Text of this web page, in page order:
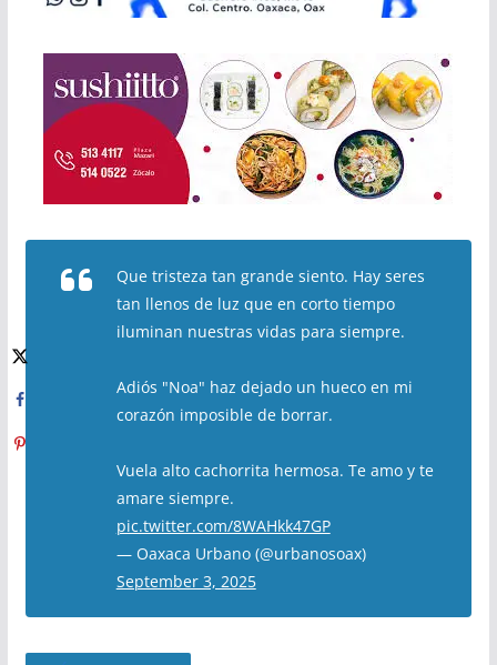
Que tristeza tan grande siento. Hay seres
tan llenos de luz que en corto tiempo
iluminan nuestras vidas para siempre.
Adiós "Noa" haz dejado un hueco en mi
corazón imposible de borrar.
Vuela alto cachorrita hermosa. Te amo y te
amare siempre.
pic.twitter.com/8WAHkk47GP
— Oaxaca Urbano (@urbanosoax)
September 3, 2025